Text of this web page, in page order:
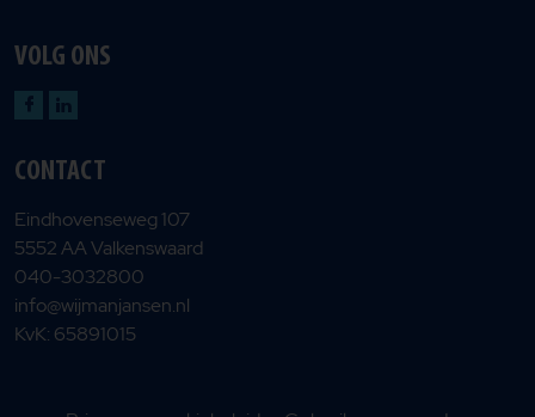
VOLG ONS
CONTACT
Eindhovenseweg 107
5552 AA Valkenswaard
040-3032800
info@wijmanjansen.nl
KvK: 65891015